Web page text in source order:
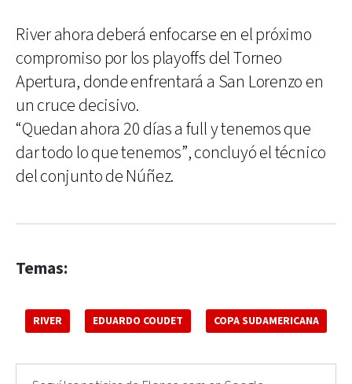
River ahora deberá enfocarse en el próximo
compromiso por los playoffs del Torneo
Apertura, donde enfrentará a San Lorenzo en
un cruce decisivo.
“Quedan ahora 20 días a full y tenemos que
dar todo lo que tenemos”, concluyó el técnico
del conjunto de Núñez.
Temas:
RIVER EDUARDO COUDET COPA SUDAMERICANA